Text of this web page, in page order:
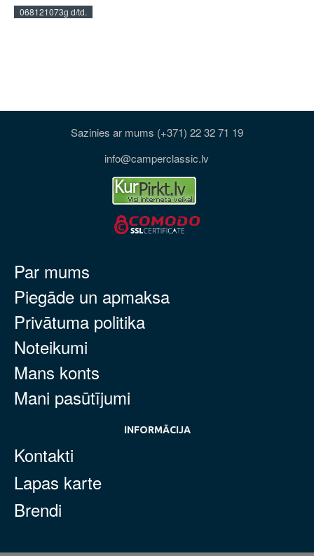
068121073g d/td.
Sazinies ar mums (+371) 22 32 71 19
info@camperclassic.lv
Par mums
Piegāde un apmaksa
Privātuma politika
Noteikumi
Mans konts
Mani pasūtījumi
INFORMĀCIJA
Kontakti
Lapas karte
Brendi